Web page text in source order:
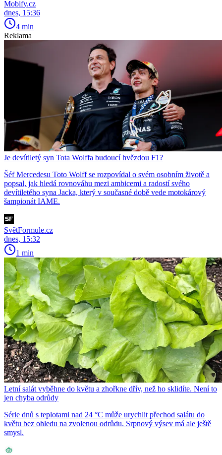
Mobify.cz
dnes, 15:36
4 min
Reklama
Je devítiletý syn Tota Wolffa budoucí hvězdou F1?
Šéf Mercedesu Toto Wolff se rozpovídal o svém osobním životě a
popsal, jak hledá rovnováhu mezi ambicemi a radostí svého
devítiletého syna Jacka, který v současné době vede motokárový
šampionát IAME.
SvětFormule.cz
dnes, 15:32
1 min
Letní salát vyběhne do květu a zhořkne dřív, než ho sklidíte. Není to
jen chyba odrůdy
Série dnů s teplotami nad 24 °C může urychlit přechod salátu do
květu bez ohledu na zvolenou odrůdu. Srpnový výsev má ale ještě
smysl.